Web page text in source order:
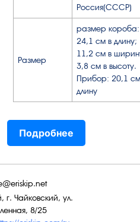
Россия(СССР)
Размер
размер короба:
24,1 см в длину;
11,2 см в
3,8 см в высоту.
Прибор: 20,1
длину
Подробнее
г. Чайковский, ул.
8/25